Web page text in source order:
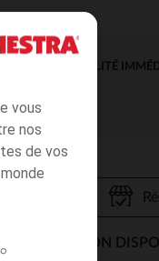
vous
nos
de vos
DISPONIBILITÉ
DE LIVRAISON